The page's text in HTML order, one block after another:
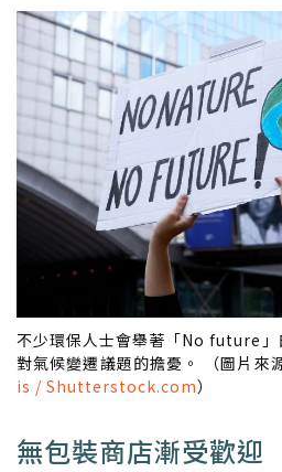
不少環保人士會舉著「No future」
對氣候變遷議題的擔憂。 （圖片來
is / Shutterstock.com）
無包裝商店漸受歡迎